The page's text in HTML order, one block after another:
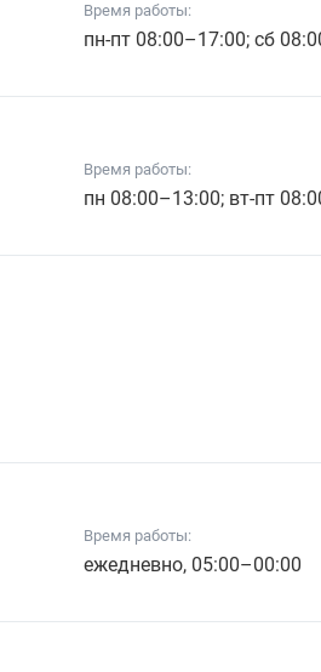
Время работы:
пн-пт 08:00–17:00; сб
Время работы:
пн 08:00–13:00; вт-пт
Время работы:
ежедневно, 05:00–00:00